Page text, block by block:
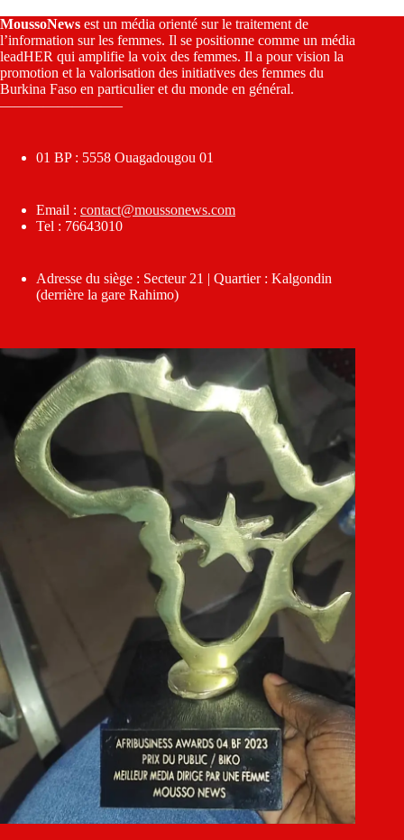
MoussoNews est un média orienté sur le traitement de
l’information sur les femmes. Il se positionne comme un média
leadHER qui amplifie la voix des femmes. Il a pour vision la
promotion et la valorisation des initiatives des femmes du
Burkina Faso en particulier et du monde en général.
————————–
01 BP : 5558 Ouagadougou 01
Email : contact@moussonews.com
Tel : 76643010
Adresse du siège : Secteur 21 | Quartier : Kalgondin
(derrière la gare Rahimo)